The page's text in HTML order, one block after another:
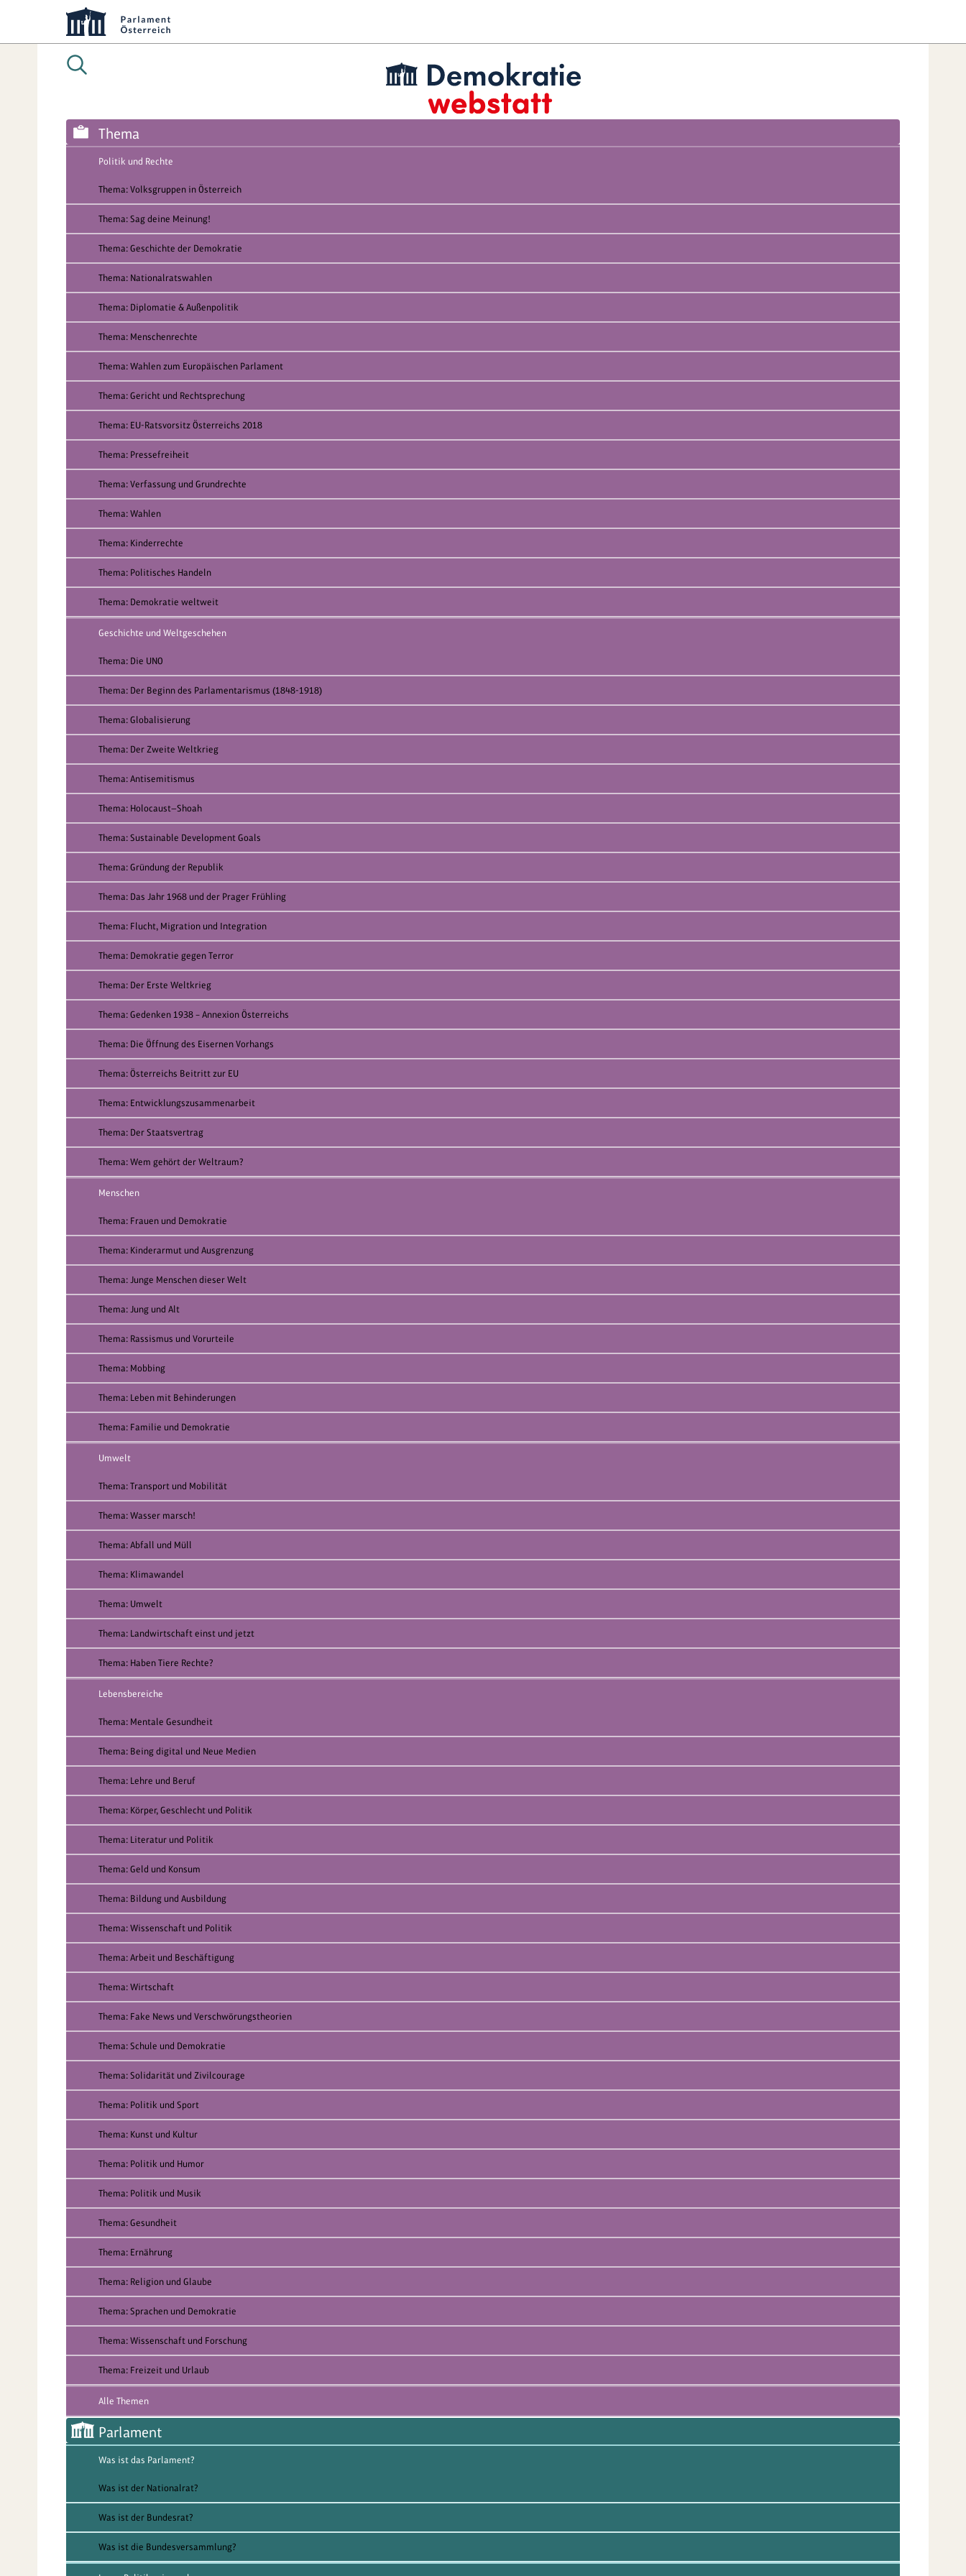
Thema
Politik und Rechte
Thema: Volksgruppen in Österreich
Thema: Sag deine Meinung!
Thema: Geschichte der Demokratie
Thema: Nationalratswahlen
Thema: Diplomatie & Außenpolitik
Thema: Menschenrechte
Thema: Wahlen zum Europäischen Parlament
Thema: Gericht und Rechtsprechung
Thema: EU-Ratsvorsitz Österreichs 2018
Thema: Pressefreiheit
Thema: Verfassung und Grundrechte
Thema: Wahlen
Thema: Kinderrechte
Thema: Politisches Handeln
Thema: Demokratie weltweit
Geschichte und Weltgeschehen
Thema: Die UNO
Thema: Der Beginn des Parlamentarismus (1848-1918)
Thema: Globalisierung
Thema: Der Zweite Weltkrieg
Thema: Antisemitismus
Thema: Holocaust—Shoah
Thema: Sustainable Development Goals
Thema: Gründung der Republik
Thema: Das Jahr 1968 und der Prager Frühling
Thema: Flucht, Migration und Integration
Thema: Demokratie gegen Terror
Thema: Der Erste Weltkrieg
Thema: Gedenken 1938 – Annexion Österreichs
Thema: Die Öffnung des Eisernen Vorhangs
Thema: Österreichs Beitritt zur EU
Thema: Entwicklungszusammenarbeit
Thema: Der Staatsvertrag
Thema: Wem gehört der Weltraum?
Menschen
Thema: Frauen und Demokratie
Thema: Kinderarmut und Ausgrenzung
Thema: Junge Menschen dieser Welt
Thema: Jung und Alt
Thema: Rassismus und Vorurteile
Thema: Mobbing
Thema: Leben mit Behinderungen
Thema: Familie und Demokratie
Umwelt
Thema: Transport und Mobilität
Thema: Wasser marsch!
Thema: Abfall und Müll
Thema: Klimawandel
Thema: Umwelt
Thema: Landwirtschaft einst und jetzt
Thema: Haben Tiere Rechte?
Lebensbereiche
Thema: Mentale Gesundheit
Thema: Being digital und Neue Medien
Thema: Lehre und Beruf
Thema: Körper, Geschlecht und Politik
Thema: Literatur und Politik
Thema: Geld und Konsum
Thema: Bildung und Ausbildung
Thema: Wissenschaft und Politik
Thema: Arbeit und Beschäftigung
Thema: Wirtschaft
Thema: Fake News und Verschwörungstheorien
Thema: Schule und Demokratie
Thema: Solidarität und Zivilcourage
Thema: Politik und Sport
Thema: Kunst und Kultur
Thema: Politik und Humor
Thema: Politik und Musik
Thema: Gesundheit
Thema: Ernährung
Thema: Religion und Glaube
Thema: Sprachen und Demokratie
Thema: Wissenschaft und Forschung
Thema: Freizeit und Urlaub
Alle Themen
Parlament
Was ist das Parlament?
Was ist der Nationalrat?
Was ist der Bundesrat?
Was ist die Bundesversammlung?